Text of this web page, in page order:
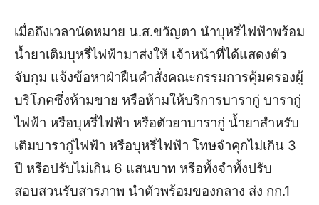
เมื่อถึงเวลานัดหมาย น.ส.ขวัญตา นำบุหรี่ไฟฟ้าพร้อม
น้ำยาเติมบุหรี่ไฟฟ้ามาส่งให้ เจ้าหน้าที่ได้แสดงตัว
จับกุม แจ้งข้อหาฝ่าฝืนคำสั่งคณะกรรมการคุ้มครองผู้
บริโภคซึ่งห้ามขาย หรือห้ามให้บริการบารากู่ บารากู่
ไฟฟ้า หรือบุหรี่ไฟฟ้า หรือตัวยาบารากู่ น้ำยาสำหรับ
เติมบารากู่ไฟฟ้า หรือบุหรี่ไฟฟ้า โทษจำคุกไม่เกิน 3
ปี หรือปรับไม่เกิน 6 แสนบาท หรือทั้งจำทั้งปรับ
สอบสวนรับสารภาพ นำตัวพร้อมของกลาง ส่ง กก.1